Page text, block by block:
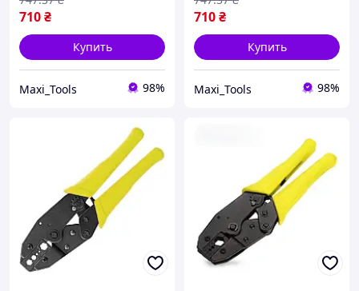
710₴
Купить
Maxi_Tools 98%
710₴
Купить
Maxi_Tools 98%